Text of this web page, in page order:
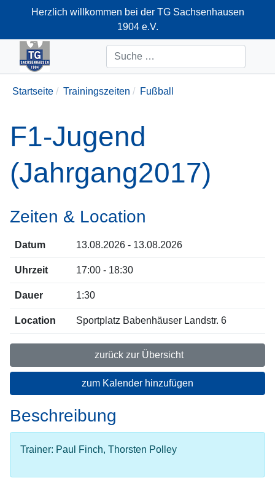
Herzlich willkommen bei der TG Sachsenhausen
1904 e.V.
+49-69-66374712
Suchen
Startseite Trainingszeiten Fußball
F1-Jugend
(Jahrgang2017)
Zeiten & Location
Datum 13.08.2026 - 13.08.2026
Uhrzeit 17:00 - 18:30
Dauer 1:30
Location Sportplatz Babenhäuser Landstr. 6
zurück zur Übersicht
zum Kalender hinzufügen
Beschreibung
Trainer: Paul Finch, Thorsten Polley